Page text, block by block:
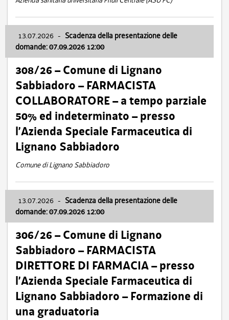
13.07.2026 - Scadenza della presentazione delle
domande: 07.09.2026 12:00
308/26 – Comune di Lignano
Sabbiadoro – FARMACISTA
COLLABORATORE – a tempo parziale
50% ed indeterminato – presso
l’Azienda Speciale Farmaceutica di
Lignano Sabbiadoro
Comune di Lignano Sabbiadoro
13.07.2026 - Scadenza della presentazione delle
domande: 07.09.2026 12:00
306/26 – Comune di Lignano
Sabbiadoro – FARMACISTA
DIRETTORE DI FARMACIA – presso
l’Azienda Speciale Farmaceutica di
Lignano Sabbiadoro – Formazione di
una graduatoria